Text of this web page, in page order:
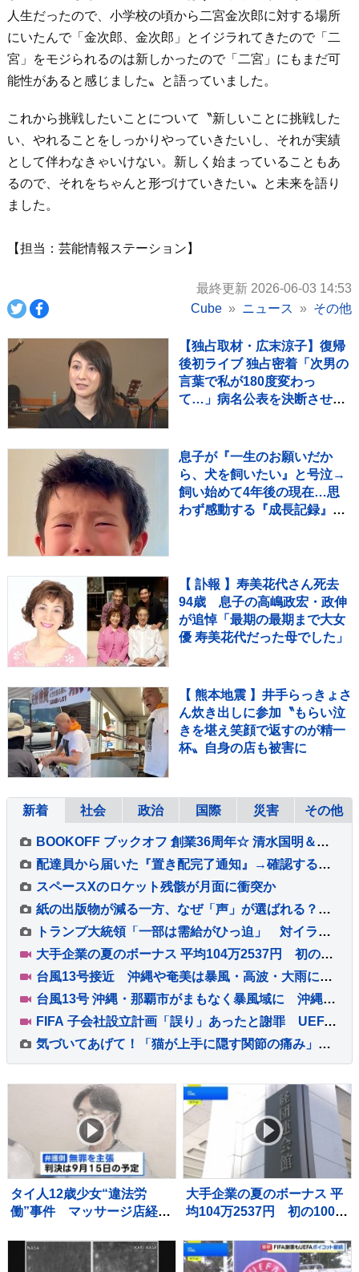
人生だったので、小学校の頃から二宮金次郎に対する場所
にいたんで「金次郎、金次郎」とイジラれてきたので「二
宮」をモジられるのは新しかったので「二宮」にもまだ可
能性があると感じました〟と語っていました。
これから挑戦したいことについて〝新しいことに挑戦した
い、やれることをしっかりやっていきたいし、それが実績
として伴わなきゃいけない。新しく始まっていることもあ
るので、それをちゃんと形づけていきたい〟と未来を語り
ました。
【担当：芸能情報ステーション】
最終更新 2026-06-03 14:53
Cube
ニュース その他
【独占取材・広末涼子】復帰
後初ライブ 独占密着「次男の
言葉で私が180度変わっ
て…」病名公表を決断させ
息子が『一生のお願いだか
ら、犬を飼いたい』と号泣→
飼い始めて4年後の現在…思
わず感動する『成長記録』が
【 訃報 】寿美花代さん死去
94歳 息子の高嶋政宏・政伸
が追悼「最期の最期まで大女
優 寿美花代だった母でした」
【 熊本地震 】井手らっきょさ
ん炊き出しに参加〝もらい泣
きを堪え笑顔で返すのが精一
杯〟自身の店も被害に
新着 社会 政治 国際 災害 その他
BOOKOFF ブックオフ 創業36周年☆ 清水国明＆あのちゃんの世代格差CM 8/7～公開♪ 8/13～8/16 はアプリ会員20％オフ☆ あのちゃんしおりプレゼント◎ おもろ動画4本！
配達員から届いた『置き配完了通知』→確認すると、写っていたのは荷物だけではなく…思わず二度見する『まさかの一枚』に3万いいね「愛がある」
スペースXのロケット残骸が月面に衝突か
紙の出版物が減る一方、なぜ「声」が選ばれる？ VTuberとラジオの共通点
トランプ大統領「一部は需給がひっ迫」 対イラン軍事作戦での弾薬不足の指摘で
大手企業の夏のボーナス 平均104万2537円 初の100万円超で“過去最高”に
台風13号接近 沖縄や奄美は暴風・高波・大雨に警戒 線状降水帯発生のおそれも 全国的に厳しい暑さ
台風13号 沖縄・那覇市がまもなく暴風域に 沖縄本島ではバス・モノレールが終日運休、商業施設の休業も【現地から報告】
FIFA 子会社設立計画「誤り」あったと謝罪 UEFAはW杯ボイコット方針継続「何も変わっていない」
気づいてあげて！「猫が上手に隠す関節の痛み」 6歳以上の猫の60％が関節炎を罹患 オーストラリア
タイ人12歳少女“違法労
働”事件 マッサージ店経営
金200万円求刑 弁護側は
無罪主張
大手企業の夏のボーナス 平
均104万2537円 初の100万